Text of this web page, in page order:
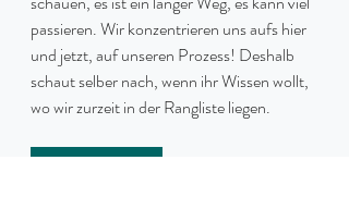
passieren. Wir konzentrieren uns aufs hier
und jetzt, auf unseren Prozess! Deshalb
schaut selber nach, wenn ihr Wissen wollt,
wo wir zurzeit in der Rangliste liegen.